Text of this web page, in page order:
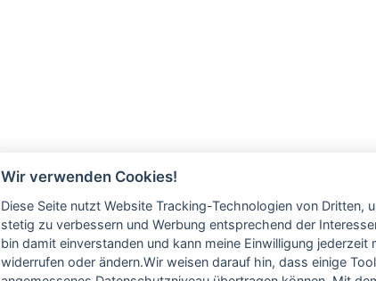
Wir verwenden Cookies!
Diese Seite nutzt Website Tracking-Technologien von Dritten,
stetig zu verbessern und Werbung entsprechend der
bin damit einverstanden und kann meine Einwilligung jederzeit
widerrufen oder ändern.Wir weisen darauf hin, dass einige